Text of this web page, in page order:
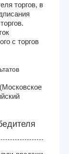
торгов, в
с торгов